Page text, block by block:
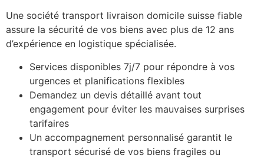
Une société transport livraison domicile suisse fiable
assure la sécurité de vos biens avec plus de 12 ans
d’expérience en logistique spécialisée.
Services disponibles 7j/7 pour répondre à vos
urgences et planifications flexibles
Demandez un devis détaillé avant tout
engagement pour éviter les mauvaises surprises
tarifaires
Un accompagnement personnalisé garantit le
transport sécurisé de vos biens fragiles ou